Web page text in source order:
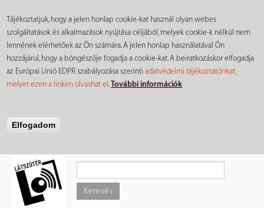
Tájékoztatjuk, hogy a jelen honlap cookie-kat használ olyan webes
szolgáltatások és alkalmazások nyújtása céljából, melyek cookie-k nélkül nem
lennének elérhetőek az Ön számára. A jelen honlap használatával Ön
hozzájárul, hogy a böngészője fogadja a cookie-kat. A beiratkozáskor elfogadja
az Európai Unió EDPR szabályozása szerintiadatvédelmi tájékoztatónkat,
melyet ezen a linken olvashat el.További információk
Elfogadom
tartalomra
Keresés